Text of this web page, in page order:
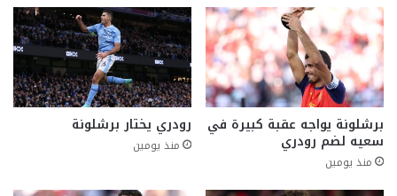
برشلونة يواجه عقبة كبيرة في
سعيه لضم رودري
منذ يومين
رودري يختار برشلونة
منذ يومين